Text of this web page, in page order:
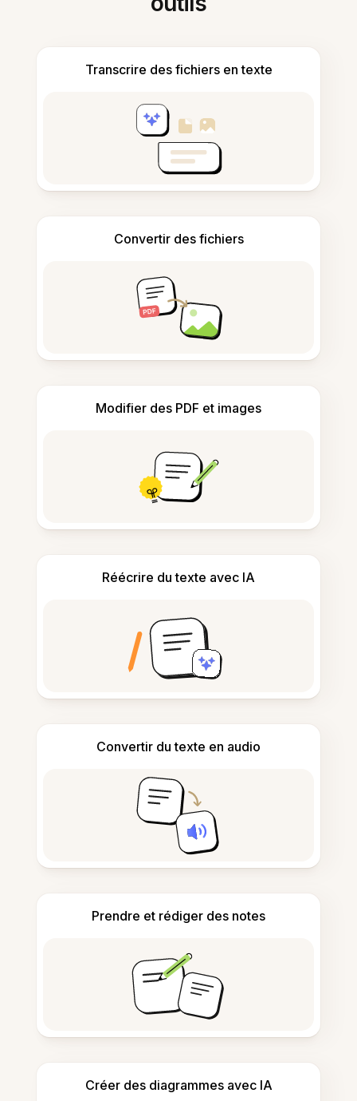
Transcrire des fichiers en texte
Convertir des fichiers
Modifier des PDF et images
Réécrire du texte avec IA
Convertir du texte en audio
Prendre et rédiger des notes
Créer des diagrammes avec IA